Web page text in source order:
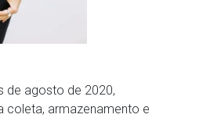
de agosto de 2020,
coleta, armazenamento e